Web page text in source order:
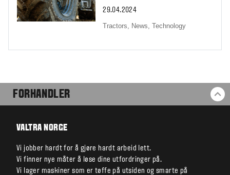
29.04.2024
Tractors, News,Technology
FORHANDLER
VALTRA NORGE
Vi jobber hardt for å gjøre hardt arbeid lett.
Vi finner nye måter å løse dine utfordringer på.
Vi lager maskiner som er tøffe på utsiden og smarte på